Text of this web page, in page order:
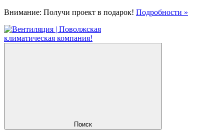
Внимание: Получи проект в подарок! Подробности »
Поиск